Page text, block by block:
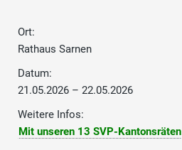
Ort:
Rathaus Sarnen
Datum:
21.05.2026 – 22.05.2026
Weitere Infos:
Mit unseren 13 SVP-Kantonsräten